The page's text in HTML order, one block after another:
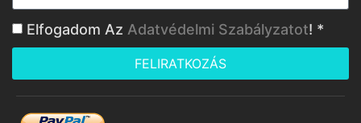
Elfogadom Az Adatvédelmi Szabályzatot! *
FELIRATKOZÁS